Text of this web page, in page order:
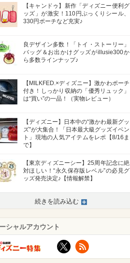
【キャンドゥ】新作「ディズニー便利グ
ッズ」が激安！110円ぷっくりシール、
330円ポーチなど充実♪
良デザイン多数！「トイ・ストーリー」
バッグ＆お出かけグッズがillusie300か
ら多数ラインナップ♪
【MILKFED.×ディズニー】激かわポーチ
付き！しっかり収納の「優秀リュック」
は“買い”の一品！（実物レビュー）
【ディズニー】日本中の“激かわ最新グッ
ズ”が大集合！「日本最大級グッズイベン
ト」現地の人気アイテムをレポ【8/16ま
で】
【東京ディズニーシー】25周年記念に絶
対ほしい！“永久保存版レベル”の必見グ
ッズ発売決定♪【情報解禁】
続きを読み込む
シャルアカウント
X